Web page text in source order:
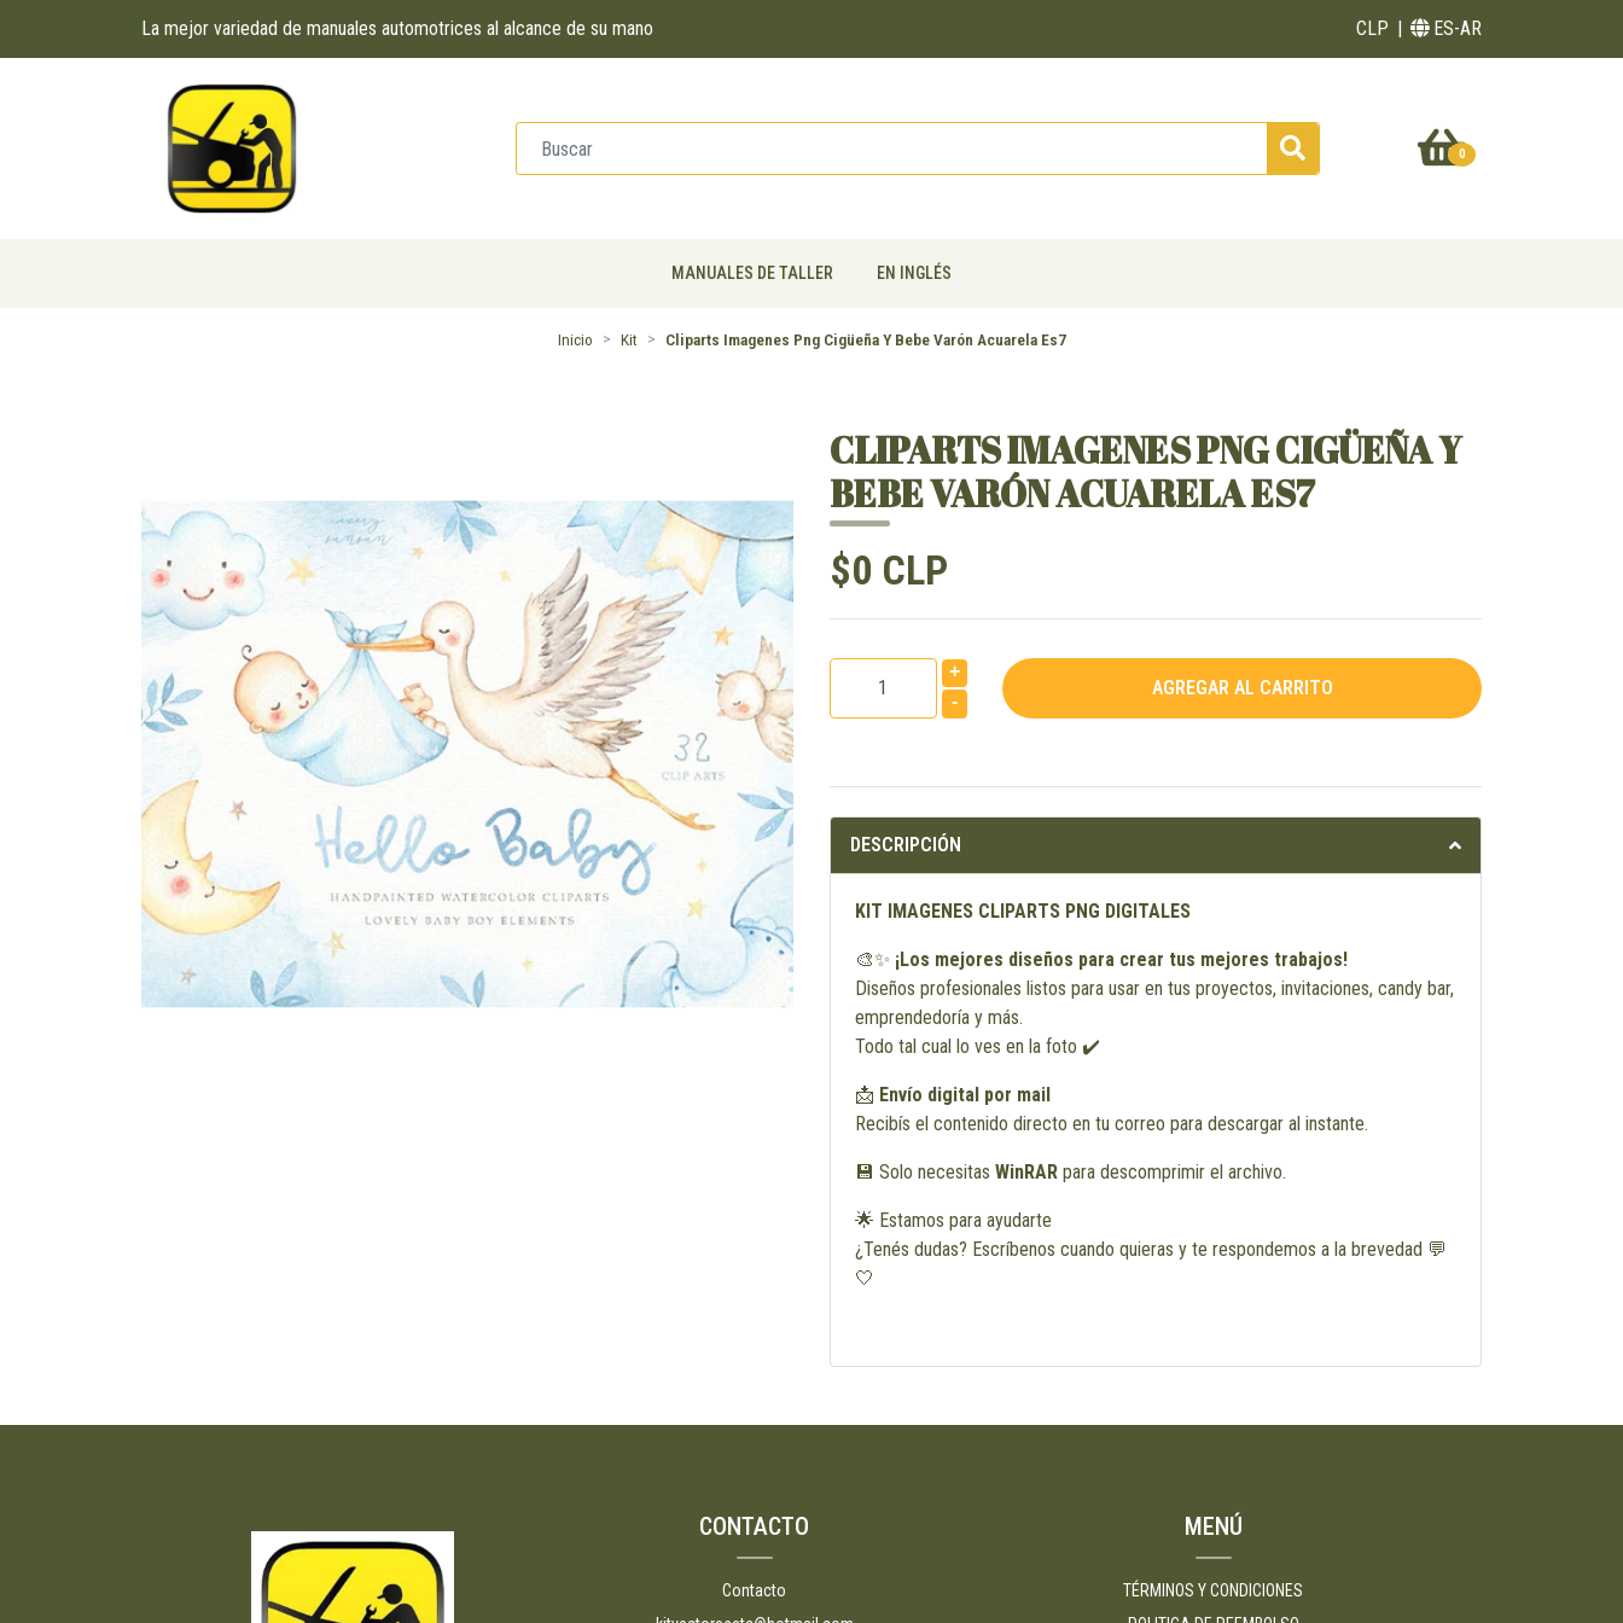
La mejor variedad de manuales automotrices al alcance de su mano CLP ES-AR
0
MANUALES DE TALLER EN INGLÉS
Inicio Kit Cliparts Imagenes Png Cigüeña Y Bebe Varón Acuarela Es7
CLIPARTS IMAGENES PNG CIGÜEÑA Y
BEBE VARÓN ACUARELA ES7
$0 CLP
+
-
DESCRIPCIÓN
KIT IMAGENES CLIPARTS PNG DIGITALES
🎨✨ ¡Los mejores diseños para crear tus mejores trabajos!
Diseños profesionales listos para usar en tus proyectos, invitaciones, candy bar,
emprendedoría y más.
Todo tal cual lo ves en la foto ✔️
📩 Envío digital por mail
Recibís el contenido directo en tu correo para descargar al instante.
💾 Solo necesitas WinRAR para descomprimir el archivo.
🌟 Estamos para ayudarte
¿Tenés dudas? Escríbenos cuando quieras y te respondemos a la brevedad 💬
🤍
CONTACTO
Contacto
MENÚ
TÉRMINOS Y CONDICIONES